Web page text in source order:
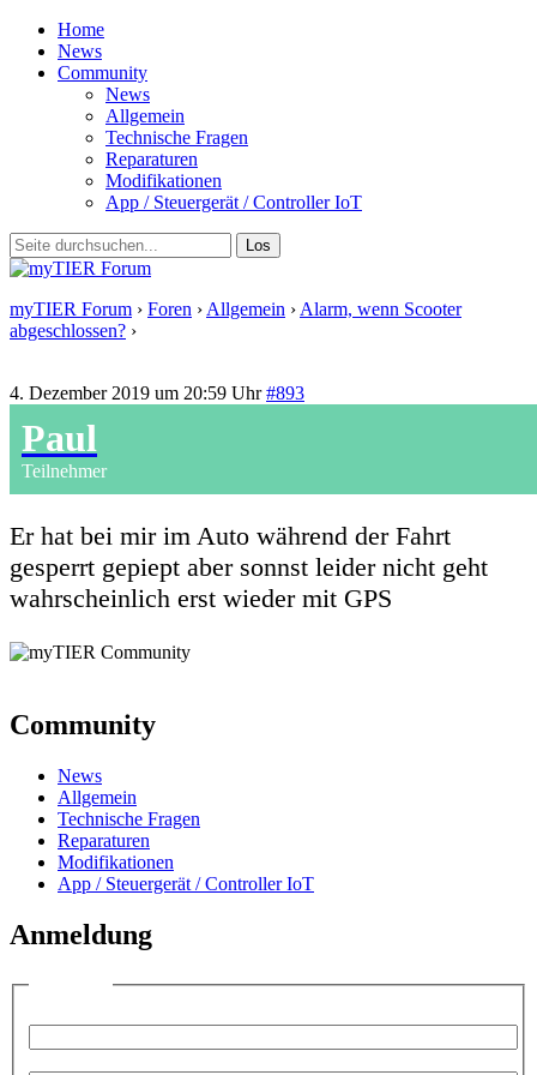
Home
News
Community
News
Allgemein
Technische Fragen
Reparaturen
Modifikationen
App / Steuergerät / Controller IoT
myTIER Forum › Foren › Allgemein › Alarm, wenn Scooter
abgeschlossen? ›
4. Dezember 2019 um 20:59 Uhr #893
Paul
Teilnehmer
Er hat bei mir im Auto während der Fahrt
gesperrt gepiept aber sonnst leider nicht geht
wahrscheinlich erst wieder mit GPS
Community
News
Allgemein
Technische Fragen
Reparaturen
Modifikationen
App / Steuergerät / Controller IoT
Anmeldung